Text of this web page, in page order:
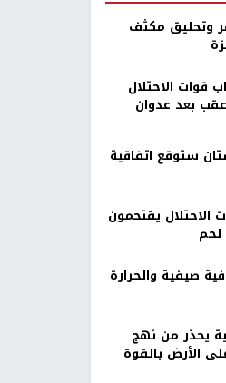
وتحليق مكثف
الاحتلال
بعد عدوان
ستوقع اتفاقية
يقتحمون
صيفية والحرارة
يحذر من نهج
الأرض بالقوة